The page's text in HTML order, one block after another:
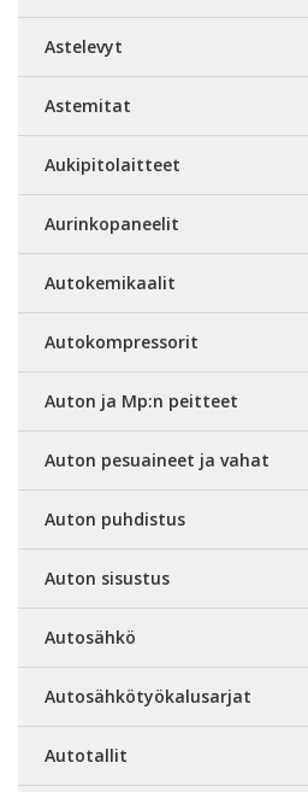
Astelevyt
Astemitat
Aukipitolaitteet
Aurinkopaneelit
Autokemikaalit
Autokompressorit
Auton ja Mp:n peitteet
Auton pesuaineet ja vahat
Auton puhdistus
Auton sisustus
Autosähkö
Autosähkötyökalusarjat
Autotallit